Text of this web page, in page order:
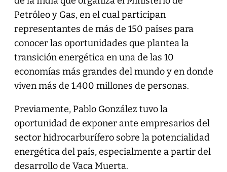
Petróleo y Gas, en el cual participan
representantes de más de 150 países para
conocer las oportunidades que plantea la
transición energética en una de las 10
economías más grandes del mundo y en donde
viven más de 1.400 millones de personas.
Previamente, Pablo González tuvo la
oportunidad de exponer ante empresarios del
sector hidrocarburífero sobre la potencialidad
energética del país, especialmente a partir del
desarrollo de Vaca Muerta.